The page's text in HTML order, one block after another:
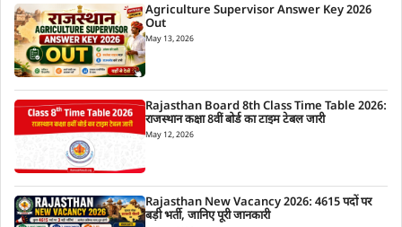
Agriculture Supervisor Answer Key 2026
Out
May 13, 2026
Rajasthan Board 8th Class Time Table 2026:
राजस्थान कक्षा 8वीं बोर्ड का टाइम टेबल जारी
May 12, 2026
Rajasthan New Vacancy 2026: 4615 पदों पर
बड़ी भर्ती, जानिए पूरी जानकारी